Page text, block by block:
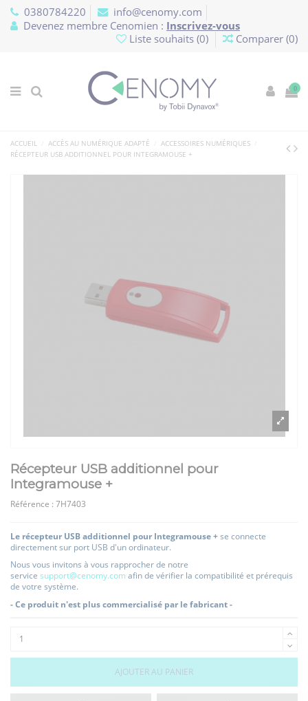
0380784220
info@cenomy.com
Devenez membre Cenomien : Inscrivez-vous
Liste souhaits (0) Comparer (0)
0
ACCUEIL ACCÈS AU NUMÉRIQUE ADAPTÉ
ACCESSOIRES NUMÉRIQUES
RÉCEPTEUR USB ADDITIONNEL POUR INTEGRAMOUSE +
Récepteur USB additionnel pour
Integramouse +
Référence : 7H7403
Le récepteur USB additionnel pour Integramouse +se connecte
directement sur port USB d'un ordinateur.
Nous vous invitons à vous rapprocher de notre
service support@cenomy.com afin de vérifier la compatibilité et prérequis
de votre système.
- Ce produit n'est plus commercialisé par le fabricant -
AJOUTER AU PANIER
Panneau de gestion des cookies